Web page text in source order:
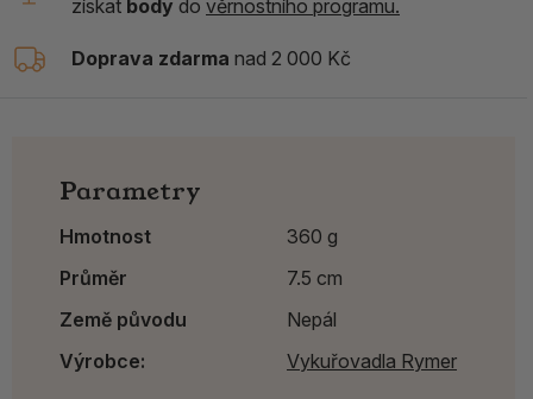
získat body do věrnostního programu.
Doprava zdarma nad 2 000 Kč
Parametry
Hmotnost
360 g
Průměr
7.5 cm
Země původu
Nepál
Výrobce:
Vykuřovadla Rymer